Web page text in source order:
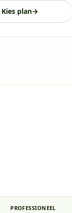
Kies plan→
PROFESSIONEEL